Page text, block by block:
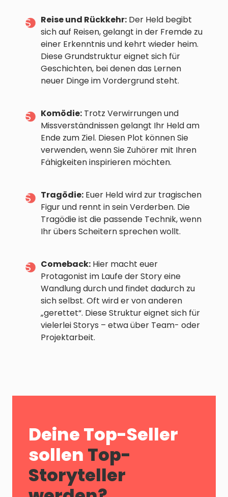
Reise und Rückkehr: Der Held begibt
sich auf Reisen, gelangt in der Fremde zu
einer Erkenntnis und kehrt wieder heim.
Diese Grundstruktur eignet sich für
Geschichten, bei denen das Lernen
neuer Dinge im Vordergrund steht.
Komödie: Trotz Verwirrungen und
Missverständnissen gelangt Ihr Held am
Ende zum Ziel. Diesen Plot können Sie
verwenden, wenn Sie Zuhörer mit Ihren
Fähigkeiten inspirieren möchten.
Tragödie: Euer Held wird zur tragischen
Figur und rennt in sein Verderben. Die
Tragödie ist die passende Technik, wenn
Ihr übers Scheitern sprechen wollt.
Comeback: Hier macht euer
Protagonist im Laufe der Story eine
Wandlung durch und findet dadurch zu
sich selbst. Oft wird er von anderen
„gerettet“. Diese Struktur eignet sich für
vielerlei Storys – etwa über Team- oder
Projektarbeit.
Deine Top-Seller
sollen Top-
Storyteller